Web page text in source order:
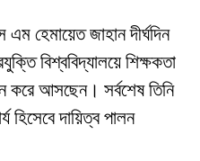
হেমায়েত জাহান দীর্ঘদিন
বিশ্ববিদ্যালয়ে শিক্ষকতা
করে আসছেন। সর্বশেষ তিনি
হিসেবে দায়িত্ব পালন